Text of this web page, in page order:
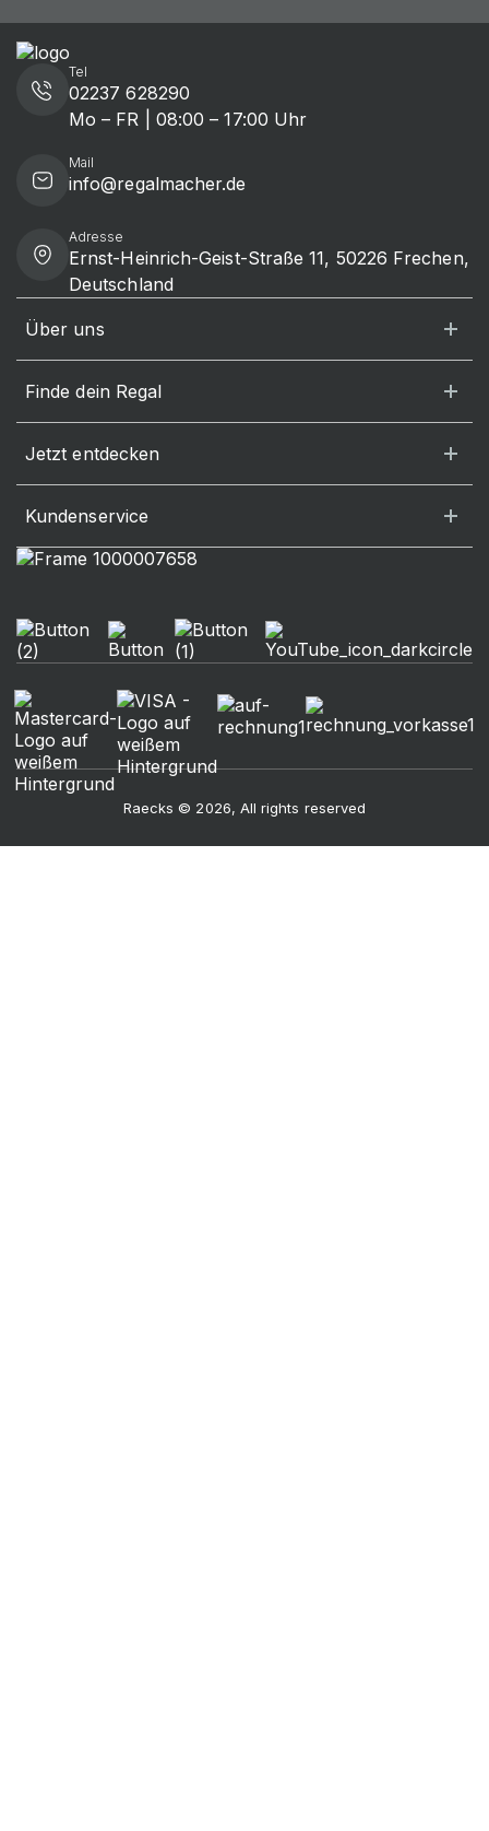
Tel
02237 628290
Mo – FR | 08:00 – 17:00 Uhr
Mail
info@regalmacher.de
Adresse
Ernst-Heinrich-Geist-Straße 11, 50226 Frechen,
Deutschland
Über uns
Finde dein Regal
Jetzt entdecken
Kundenservice
Raecks © 2026, All rights reserved